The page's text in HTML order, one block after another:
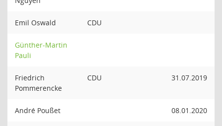
Emil Oswald CDU
Günther-Martin
Pauli
Friedrich
Pommerencke
CDU 31.07.2019
André Poußet 08.01.2020